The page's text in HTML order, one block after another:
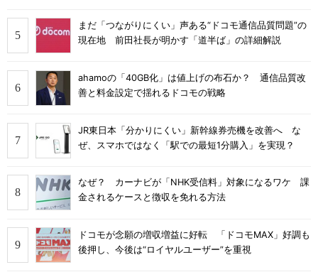
まだ「つながりにくい」声ある“ドコモ通信品質問題”の
現在地 前田社長が明かす「道半ば」の詳細解説
ahamoの「40GB化」は値上げの布石か？ 通信品質改
善と料金設定で揺れるドコモの戦略
JR東日本「分かりにくい」新幹線券売機を改善へ な
ぜ、スマホではなく「駅での最短1分購入」を実現？
なぜ？ カーナビが「NHK受信料」対象になるワケ 課
金されるケースと徴収を免れる方法
ドコモが念願の増収増益に好転 「ドコモMAX」好調も
後押し、今後は“ロイヤルユーザー”を重視